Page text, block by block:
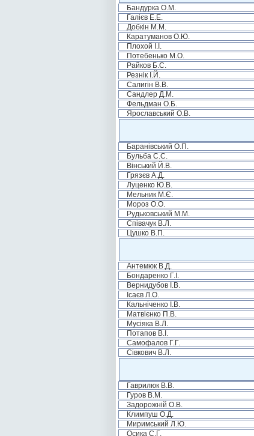
Бандурка О.М.
Галієв Е.Е.
Добкін М.М.
Каратуманов О.Ю.
Плохой І.І.
Потебенько М.О.
Райков Б.С.
Резнік І.Й.
Салигін В.В.
Сандлер Д.М.
Фельдман О.Б.
Ярославський О.В.
Баранівський О.П.
Бульба С.С.
Вінський Й.В.
Грязєв А.Д.
Луценко Ю.В.
Мельник М.Є.
Мороз О.О.
Рудьковський М.М.
Співачук В.Л.
Цушко В.П.
Антемюк В.Д.
Бондаренко Г.І.
Вернидубов І.В.
Ісаєв Л.О.
Кальніченко І.В.
Матвієнко П.В.
Мусіяка В.Л.
Потапов В.І.
Самофалов Г.Г.
Сівкович В.Л.
Гаврилюк В.В.
Гуров В.М.
Задорожній О.В.
Климпуш О.Д.
Миримський Л.Ю.
Осика С.Г.